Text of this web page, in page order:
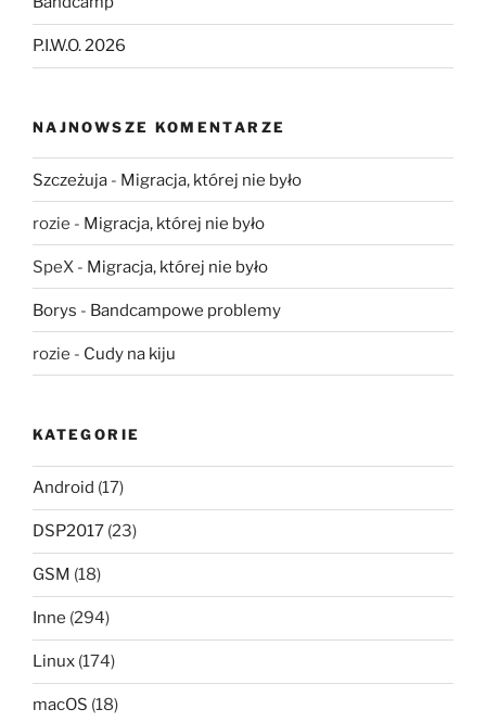
P.I.W.O. 2026
NAJNOWSZE KOMENTARZE
Szczeżuja - Migracja, której nie było
rozie - Migracja, której nie było
SpeX - Migracja, której nie było
Borys - Bandcampowe problemy
rozie - Cudy na kiju
KATEGORIE
Android (17)
DSP2017 (23)
GSM (18)
Inne (294)
Linux (174)
macOS (18)